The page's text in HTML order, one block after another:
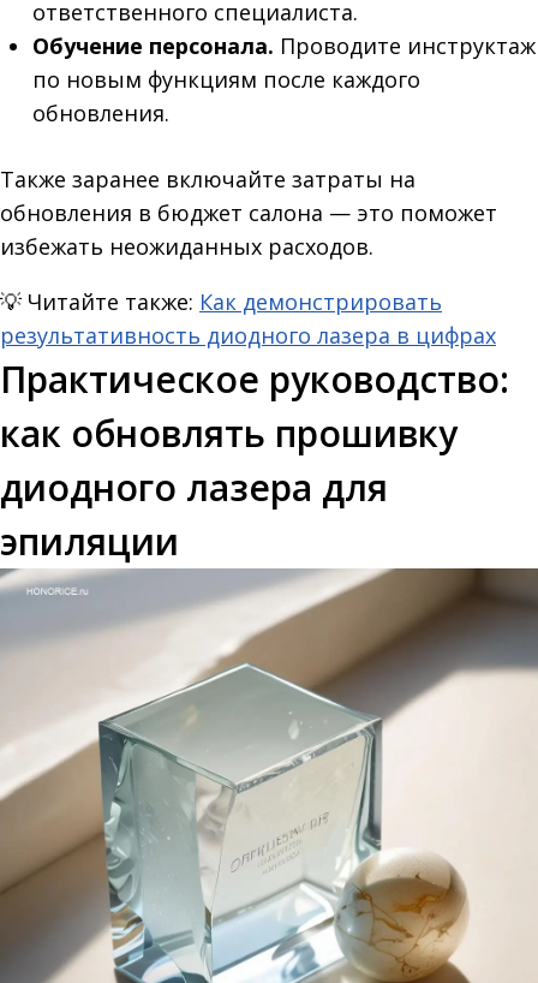
ответственного специалиста.
Обучение персонала. Проводите инструктаж
по новым функциям после каждого
обновления.
Также заранее включайте затраты на
обновления в бюджет салона — это поможет
избежать неожиданных расходов.
💡 Читайте также: Как демонстрировать
результативность диодного лазера в цифрах
Практическое руководство:
как обновлять прошивку
диодного лазера для
эпиляции